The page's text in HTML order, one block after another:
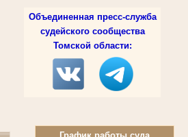
Объединенная пресс-служба
судейского сообщества
Томской области: